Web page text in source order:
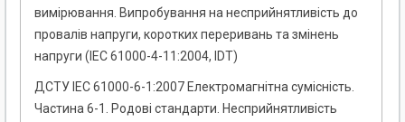
вимірювання. Випробування на несприйнятливість до
провалів напруги, коротких переривань та змінень
напруги (ІEC 61000-4-11:2004, ІDT)
ДСТУ IEC 61000-6-1:2007 Електромагнітна сумісність.
Частина 6-1. Родові стандарти. Несприйнятливість